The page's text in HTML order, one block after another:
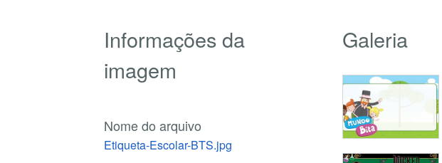
Informações da
imagem
Nome do arquivo
Etiqueta-Escolar-BTS.jpg
Galeria